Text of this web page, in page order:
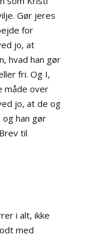
Gør jeres
for
jo, at
hvad han gør
fri. Og I,
måde over
jo, at de og
og han gør
til
i alt, ikke
med